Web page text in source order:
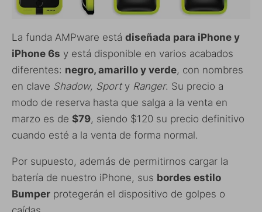
La funda AMPware está diseñada para iPhone y
iPhone 6s y está disponible en varios acabados
diferentes: negro, amarillo y verde, con nombres
en clave Shadow, Sport y Ranger. Su precio a
modo de reserva hasta que salga a la venta en
marzo es de $79, siendo $120 su precio definitivo
cuando esté a la venta de forma normal.
Por supuesto, además de permitirnos cargar la
batería de nuestro iPhone, sus bordes estilo
Bumper protegerán el dispositivo de golpes o